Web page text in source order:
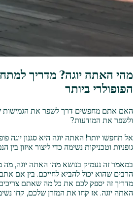
מהי האתה יוגה? מדריך
הפופולרי ביותר
האם אתם מחפשים דרך לשפר את הגמישות
ולשפר את המודעות?
אל תחפשו יותר! האתה יוגה היא סגנון יוגה
גופניות וטכניקות נשימה כדי ליצור איזון בין
במאמר זה נעמיק בנושא מהו האתה יוגה, מה
הרבים שהוא יכול להביא לחייכם. בין אם אתם
מדריך זה יספק לכם את כל מה שאתם
האתה יוגה. אז קחו את המזרן שלכם, קחו